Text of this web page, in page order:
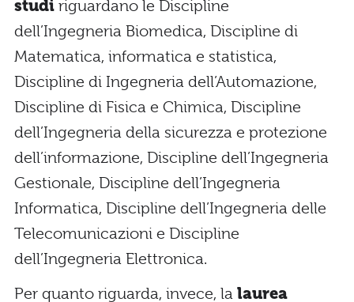
studi riguardano le Discipline
dell’Ingegneria Biomedica, Discipline di
Matematica, informatica e statistica,
Discipline di Ingegneria dell’Automazione,
Discipline di Fisica e Chimica, Discipline
dell’Ingegneria della sicurezza e protezione
dell’informazione, Discipline dell’Ingegneria
Gestionale, Discipline dell’Ingegneria
Informatica, Discipline dell’Ingegneria delle
Telecomunicazioni e Discipline
dell’Ingegneria Elettronica.
Per quanto riguarda, invece, la laurea